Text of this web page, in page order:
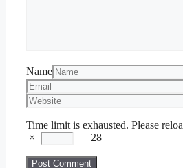
Name
Time limit is exhausted. Please
×
= 28